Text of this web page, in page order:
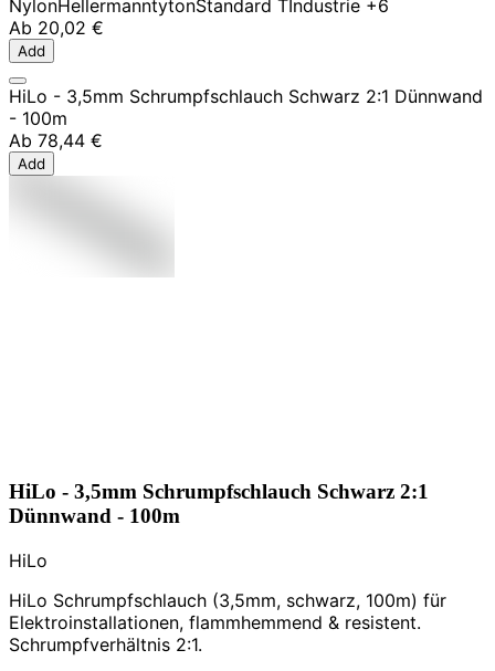
NylonHellermanntytonStandard T Industrie +6
Ab 20,02 €
Add
HiLo - 3,5mm Schrumpfschlauch Schwarz 2:1 Dünnwand
- 100m
Ab 78,44 €
Add
HiLo - 3,5mm Schrumpfschlauch Schwarz 2:1
Dünnwand - 100m
HiLo
HiLo Schrumpfschlauch (3,5mm, schwarz, 100m) für
Elektroinstallationen, flammhemmend & resistent.
Schrumpfverhältnis 2:1.